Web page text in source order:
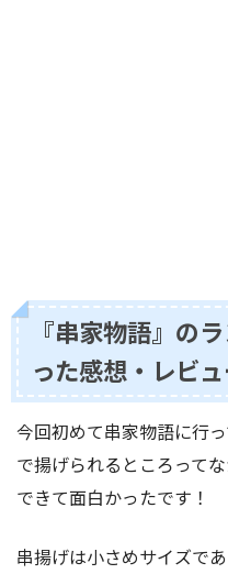
『串家物語』の
った感想・レビ
今回初めて串家物語に行
で揚げられるところって
できて面白かったです！
串揚げは小さめサイズで